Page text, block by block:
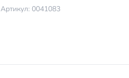
Артикул: 0041083